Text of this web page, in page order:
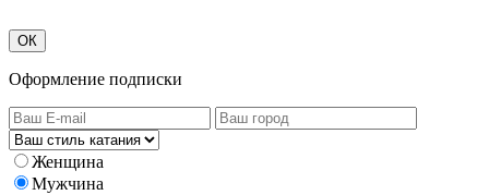
ОК
Оформление подписки
Женщина
Мужчина